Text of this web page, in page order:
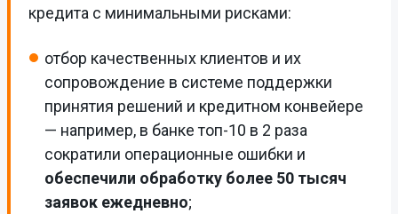
кредита с минимальными рисками:
отбор качественных клиентов и их
сопровождение в системе поддержки
принятия решений и кредитном конвейере
— например, в банке топ-10 в 2 раза
сократили операционные ошибки и
обеспечили обработку более 50 тысяч
заявок ежедневно;